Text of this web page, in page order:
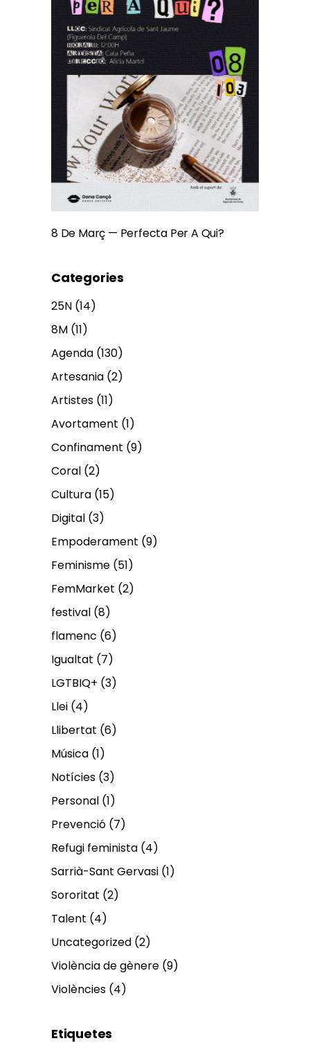
8 De Març — Perfecta Per A Qui?
Categories
25N (14)
8M (11)
Agenda (130)
Artesania (2)
Artistes (11)
Avortament (1)
Confinament (9)
Coral (2)
Cultura (15)
Digital (3)
Empoderament (9)
Feminisme (51)
FemMarket (2)
festival (8)
flamenc (6)
Igualtat (7)
LGTBIQ+ (3)
Llei (4)
Llibertat (6)
Música (1)
Notícies (3)
Personal (1)
Prevenció (7)
Refugi feminista (4)
Sarrià-Sant Gervasi (1)
Sororitat (2)
Talent (4)
Uncategorized (2)
Violència de gènere (9)
Violències (4)
Etiquetes